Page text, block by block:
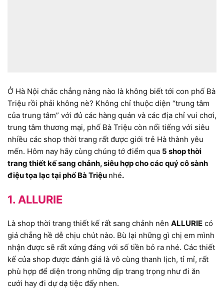
Ở Hà Nội chắc chẳng nàng nào là không biết tới con phố Bà
Triệu rồi phải không nè? Không chỉ thuộc diện “trung tâm
của trung tâm” với đủ các hàng quán và các địa chỉ vui chơi,
trung tâm thương mại, phố Bà Triệu còn nổi tiếng với siêu
nhiều các shop thời trang rất được giới trẻ Hà thành yêu
mến. Hôm nay hãy cùng chúng tớ điểm qua 5 shop thời
trang thiết kế sang chảnh, siêu hợp cho các quý cô sành
điệu tọa lạc tại phố Bà Triệu nhé.
1. ALLURIE
Là shop thời trang thiết kế rất sang chảnh nên ALLURIE có
giá chẳng hề dễ chịu chút nào. Bù lại những gì chị em mình
nhận được sẽ rất xứng đáng với số tiền bỏ ra nhé. Các thiết
kế của shop được đánh giá là vô cùng thanh lịch, tỉ mỉ, rất
phù hợp để diện trong những dịp trang trọng như đi ăn
cưới hay đi dự dạ tiệc đấy nhen.